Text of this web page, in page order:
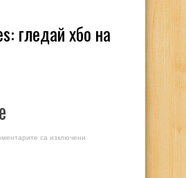
гледай хбо на
са изключени